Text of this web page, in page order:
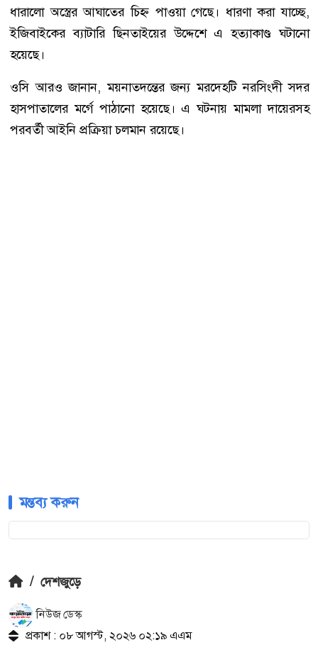
ধারালো অস্ত্রের আঘাতের চিহ্ন পাওয়া গেছে। ধারণা করা যাচ্ছে,
ইজিবাইকের ব্যাটারি ছিনতাইয়ের উদ্দেশে এ হত্যাকাণ্ড ঘটানো
হয়েছে।
ওসি আরও জানান, ময়নাতদন্তের জন্য মরদেহটি নরসিংদী সদর
হাসপাতালের মর্গে পাঠানো হয়েছে। এ ঘটনায় মামলা দায়েরসহ
পরবর্তী আইনি প্রক্রিয়া চলমান রয়েছে।
মন্তব্য করুন
/ দেশজুড়ে
নিউজ ডেস্ক
প্রকাশ : ০৮ আগস্ট, ২০২৬ ০২:১৯ এএম